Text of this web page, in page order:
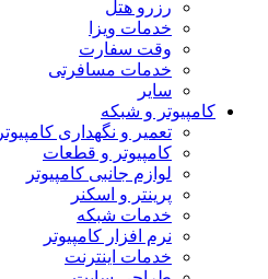
رزرو هتل
خدمات ویزا
وقت سفارت
خدمات مسافرتی
سایر
کامپیوتر و شبکه
تعمیر و نگهداری کامپیوتر
کامپیوتر و قطعات
لوازم جانبی کامپیوتر
پرینتر و اسکنر
خدمات شبکه
نرم افزار کامپیوتر
خدمات اینترنت